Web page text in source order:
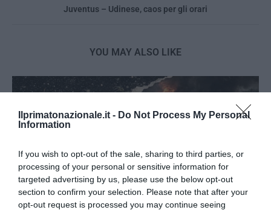
Ilprimatonazionale.it - Do Not Process My Personal
Information
If you wish to opt-out of the sale, sharing to third parties, or
processing of your personal or sensitive information for
targeted advertising by us, please use the below opt-out
section to confirm your selection. Please note that after your
opt-out request is processed you may continue seeing
Juventus – Udinese, caos per gli orari
YOU MAY ALSO LIKE